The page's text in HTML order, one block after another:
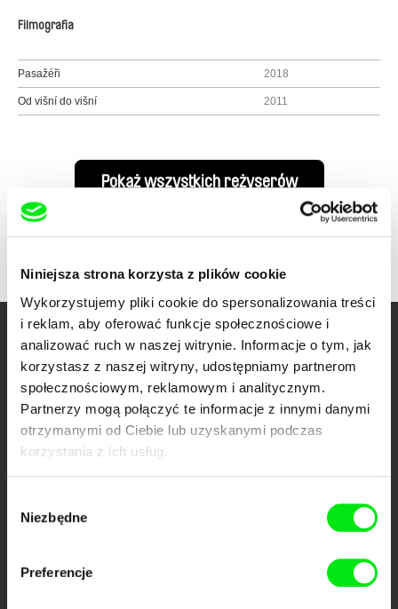
Niniejsza strona korzysta z plików cookie
Wykorzystujemy pliki cookie do spersonalizowania treści
i reklam, aby oferować funkcje społecznościowe i
analizować ruch w naszej witrynie. Informacje o tym, jak
korzystasz z naszej witryny, udostępniamy partnerom
społecznościowym, reklamowym i analitycznym.
Partnerzy mogą połączyć te informacje z innymi danymi
otrzymanymi od Ciebie lub uzyskanymi podczas
korzystania z ich usług.
zgody
Niezbędne
Preferencje
Filmografia
Pasažéři 2018
Od višní do višní 2011
Pokaż wszystkich reżyserów
Twoje kino
dokumentalne online
Nowe festiwalowe filmy
każdego tygodnia
Portal DAFilms.pl powstał w wyniku inicjatywy Doc Alliance, kreatywnej
współpracy 7 europejskich festiwali kina dokumentalnego. Naszym celem
jest przesuwać granice filmu dokumentalnego, wspierać jego